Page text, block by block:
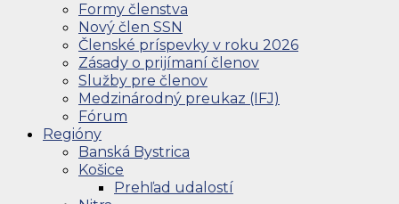
Formy členstva
Nový člen SSN
Členské príspevky v roku 2026
Zásady o prijímaní členov
Služby pre členov
Medzinárodný preukaz (IFJ)
Fórum
Regióny
Banská Bystrica
Košice
Prehľad udalostí